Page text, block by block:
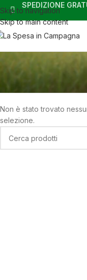
Skip to navigation
Skip to main content
SPEDIZIONE
Home Shop
Non è stato trovato
selezione.